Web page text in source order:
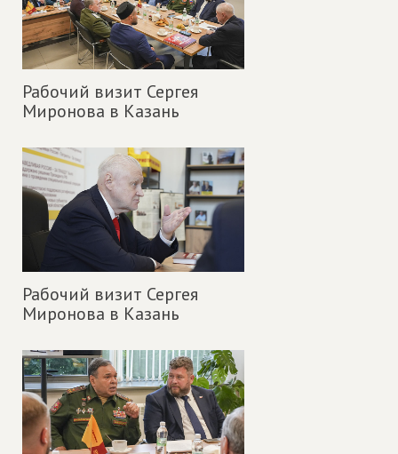
Рабочий визит Сергея
Миронова в Казань
Рабочий визит Сергея
Миронова в Казань